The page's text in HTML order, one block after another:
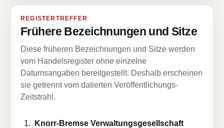
REGISTERTREFFER
Frühere Bezeichnungen und Sitze
Diese früheren Bezeichnungen und Sitze werden
vom Handelsregister ohne einzelne
Datumsangaben bereitgestellt. Deshalb erscheinen
sie getrennt vom datierten Veröffentlichungs-
Zeitstrahl.
Knorr-Bremse Verwaltungsgesellschaft